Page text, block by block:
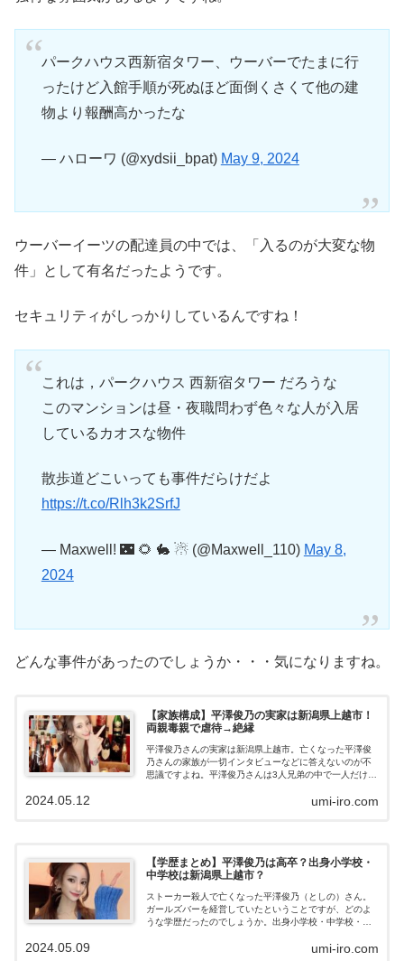
パークハウス西新宿タワー、ウーバーでたまに行
ったけど入館手順が死ぬほど面倒くさくて他の建
物より報酬高かったな
— ハローワ (@xydsii_bpat) May 9, 2024
ウーバーイーツの配達員の中では、「入るのが大変な物
件」として有名だったようです。
セキュリティがしっかりしているんですね！
これは，パークハウス 西新宿タワー だろうな
このマンションは昼・夜職問わず色々な人が入居
しているカオスな物件
散歩道どこいっても事件だらけだよ
https://t.co/Rlh3k2SrfJ
— Maxwell! 🌃 🌻 🐇 ☃ (@Maxwell_110) May 8,
2024
どんな事件があったのでしょうか・・・気になりますね。
【家族構成】平澤俊乃の実家は新潟県上越市！
両親毒親で虐待→絶縁
平澤俊乃さんの実家は新潟県上越市。亡くなった平澤俊
乃さんの家族が一切インタビューなどに答えないのが不
思議ですよね。平澤俊乃さんは3人兄弟の中で一人だけ、
す。平澤俊乃さんの家族構成についてまとめました。平
どのような家族構成なのでしょうか。平澤俊乃の家族構
成 父親 母親 妹（19歳ぐらい） 弟か妹平澤俊乃さんは、
umi-iro.com
2024.05.12
【学歴まとめ】平澤俊乃は高卒？出身小学校・
中学校は新潟県上越市？
ストーカー殺人で亡くなった平澤俊乃（としの）さん。
ガールズバーを経営していたということですが、どのよ
うな学歴だったのでしょうか。出身小学校・中学校・高
ん（25歳）。元経営者ということですが、どのような学
umi-iro.com
2024.05.09